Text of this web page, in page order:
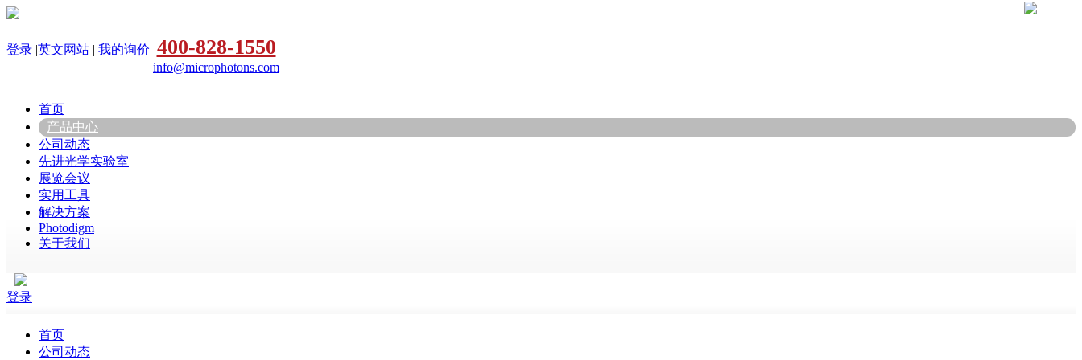
登录 |英文网站 | 我的询价 400-828-1550
info@microphotons.com
首页
产品中心
公司动态
先进光学实验室
展览会议
实用工具
解决方案
Photodigm
关于我们
登录
首页
公司动态